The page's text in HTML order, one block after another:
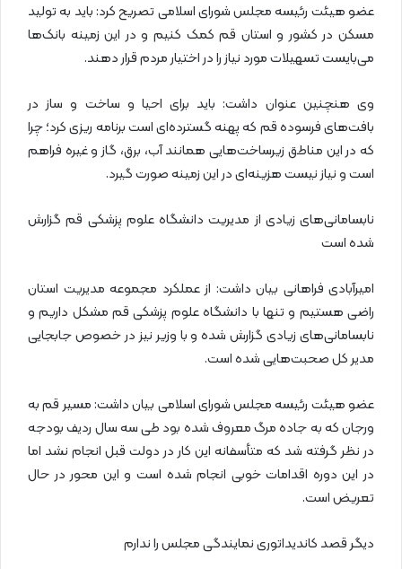
عضو هیئت رئیسه مجلس شورای اسلامی تصریح کرد: باید به تولید
مسکن در کشور و استان قم کمک کنیم و در این زمینه بانک‌ها
می‌بایست تسهیلات مورد نیاز را در اختیار مردم قرار دهند.
وی هنچنین عنوان داشت: باید برای احیا و ساخت و ساز در
بافت‌های فرسوده قم که پهنه گسترده‌ای است برنامه ریزی کرد؛ چرا
که در این مناطق زیرساخت‌هایی همانند آب، برق، گاز و غیره فراهم
است و نیاز نیست هزینه‌ای در این زمینه صورت گیرد.
نابسامانی‌های زیادی از مدیریت دانشگاه علوم پزشکی قم گزارش
شده است
امیرآبادی فراهانی بیان داشت: از عملکرد مجموعه مدیریت استان
راضی هستیم و تنها با دانشگاه علوم پزشکی قم مشکل داریم و
نابسامانی‌های زیادی گزارش شده و با وزیر نیز در خصوص جابجایی
مدیر کل صحبت‌هایی شده است.
عضو هیئت رئیسه مجلس شورای اسلامی بیان داشت: مسیر قم به
ورجان که به جاده مرگ معروف شده بود طی سه سال ردیف بودجه
در نظر گرفته شد که متأسفانه این کار در دولت قبل انجام نشد اما
در این دوره اقدامات خوبی انجام شده است و این محور در حال
تعریض است.
دیگر قصد کاندیداتوری نمایندگی مجلس را ندارم